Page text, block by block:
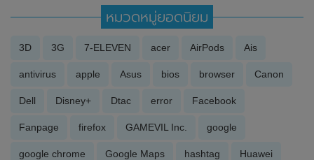
หมวดหมู่ยอดนิยม
3D 3G 7-ELEVEN acer AirPods Ais
antivirus apple Asus bios browser Canon
Dell Disney+ Dtac error Facebook
Fanpage firefox GAMEVIL Inc. google
google chrome Google Maps hashtag Huawei